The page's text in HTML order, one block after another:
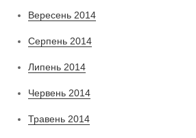
Вересень 2014
Серпень 2014
Липень 2014
Червень 2014
Травень 2014